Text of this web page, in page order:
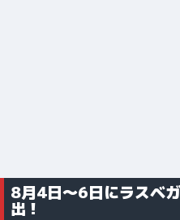
8月4日～6日にラスベ
出！